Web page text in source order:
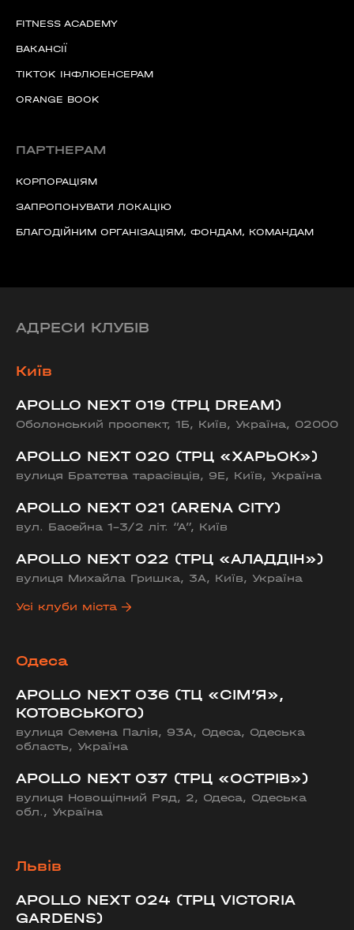
FITNESS ACADEMY
ВАКАНСІЇ
TIKTOK ІНФЛЮЕНСЕРАМ
ORANGE BOOK
ПАРТНЕРАМ
КОРПОРАЦІЯМ
ЗАПРОПОНУВАТИ ЛОКАЦІЮ
БЛАГОДІЙНИМ ОРГАНІЗАЦІЯМ, ФОНДАМ, КОМАНДАМ
АДРЕСИ КЛУБІВ
Київ
APOLLO NEXT 019 (ТРЦ DREAM)
Оболонський проспект, 1Б, Київ, Україна, 02000
APOLLO NEXT 020 (ТРЦ «ХАРЬОК»)
вулиця Братства тарасівців, 9Е, Київ, Україна
APOLLO NEXT 021 (ARENA CITY)
вул. Басейна 1-3/2 літ. “А”, Київ
APOLLO NEXT 022 (ТРЦ «АЛАДДІН»)
вулиця Михайла Гришка, 3А, Київ, Україна
Усі клуби міста
Одеса
APOLLO NEXT 036 (ТЦ «СІМ’Я»,
КОТОВСЬКОГО)
вулиця Семена Палія, 93А, Одеса, Одеська
область, Україна
APOLLO NEXT 037 (ТРЦ «ОСТРІВ»)
вулиця Новощіпний Ряд, 2, Одеса, Одеська
обл., Україна
Львів
APOLLO NEXT 024 (ТРЦ VICTORIA
GARDENS)